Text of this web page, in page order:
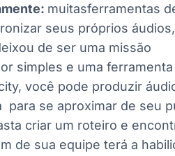
muitasferramentas
seus próprios
de ser uma missão
simples e uma
você pode produzir
para se aproximar de seu
criar um roteiro e
de sua equipe terá a